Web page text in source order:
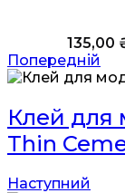
135,00
Попередній
Клей для
Thin
Наступний